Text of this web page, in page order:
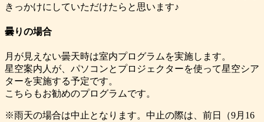
きっかけにしていただけたらと思います♪
曇りの場合
月が見えない曇天時は室内プログラムを実施します。
星空案内人が、パソコンとプロジェクターを使って星空シア
ターを実施する予定です。
こちらもお勧めのプログラムです。
※雨天の場合は中止となります。中止の際は、前日（9月16